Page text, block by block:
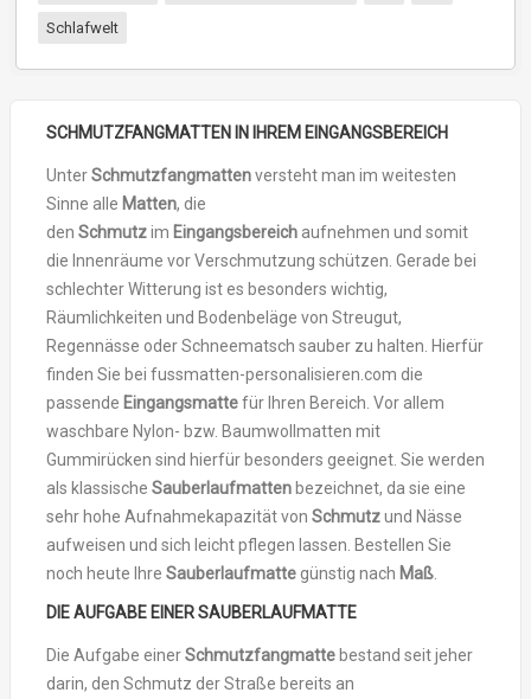
Schlafwelt
SCHMUTZFANGMATTEN IN IHREM EINGANGSBEREICH
UnterSchmutzfangmattenversteht man im weitesten
Sinne alle Matten, die
den Schmutzim Eingangsbereich aufnehmen und somit
die Innenräume vor Verschmutzung schützen. Gerade bei
schlechter Witterung ist es besonders wichtig,
Räumlichkeiten und Bodenbeläge von Streugut,
Regennässe oder Schneematsch sauber zu halten. Hierfür
finden Sie bei fussmatten-personalisieren.com die
passende Eingangsmattefür Ihren Bereich. Vor allem
waschbare Nylon- bzw. Baumwollmatten mit
Gummirücken sind hierfür besonders geeignet. Sie werden
als klassische Sauberlaufmattenbezeichnet, da sie eine
sehr hohe Aufnahmekapazität von Schmutzund Nässe
aufweisen und sich leicht pflegen lassen. Bestellen Sie
noch heute Ihre Sauberlaufmatte günstig nach Maß
DIE AUFGABE EINERSAUBERLAUFMATTE
Die Aufgabe einerSchmutzfangmattebestand seit jeher
darin, den Schmutz der Straße bereits an